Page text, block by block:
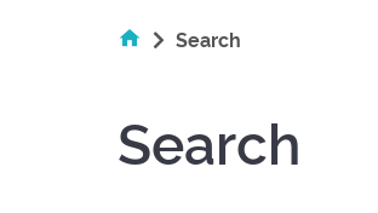
Search
Search